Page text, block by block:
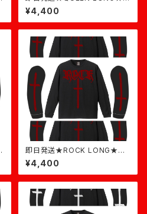
イトピンク
¥4,400
即日発送★ROCK LONG★黒
バーガンディ
¥4,400